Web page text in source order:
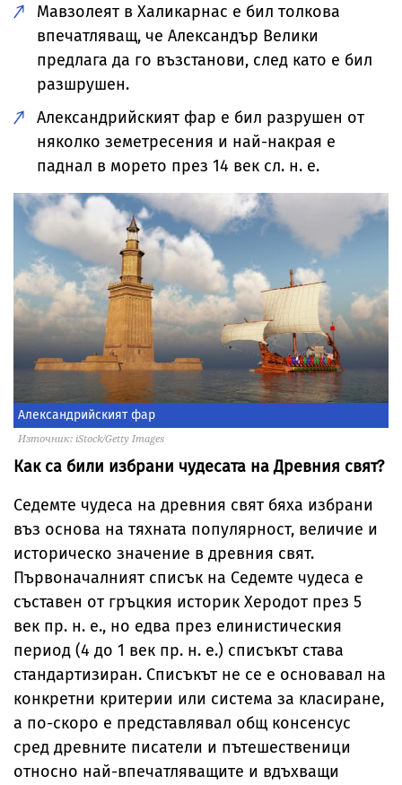
Мавзолеят в Халикарнас е бил толкова
впечатляващ, че Александър Велики
предлага да го възстанови, след като е бил
разшрушен.
Александрийският фар е бил разрушен от
няколко земетресения и най-накрая е
паднал в морето през 14 век сл. н. е.
Александрийският фар
Източник: iStock/Getty Images
Как са били избрани чудесата на Древния свят?
Седемте чудеса на древния свят бяха избрани
въз основа на тяхната популярност, величие и
историческо значение в древния свят.
Първоначалният списък на Седемте чудеса е
съставен от гръцкия историк Херодот през 5
век пр. н. е., но едва през елинистическия
период (4 до 1 век пр. н. е.) списъкът става
стандартизиран. Списъкът не се е основавал на
конкретни критерии или система за класиране,
а по-скоро е представлявал общ консенсус
сред древните писатели и пътешественици
относно най-впечатляващите и вдъхващи